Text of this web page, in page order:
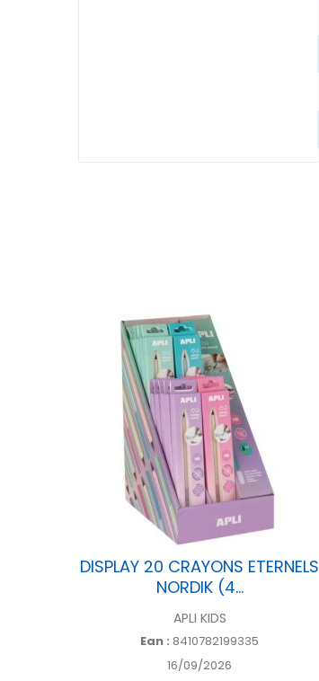
DISPLAY 20 CRAYONS ETERNELS
NORDIK (4...
APLI KIDS
Ean : 8410782199335
16/09/2026